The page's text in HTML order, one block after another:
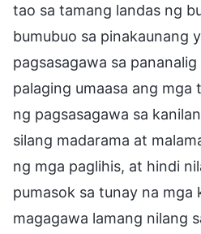
tao sa tamang landas ng
bumubuo sa pinakaunang
pagsasagawa sa
palaging umaasa ang mga
ng pagsasagawa sa
silang madarama at
ng mga paglihis, at hindi
pumasok sa tunay na mga
magagawa lamang nilang